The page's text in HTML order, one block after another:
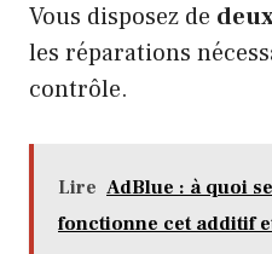
Vous disposez de
les réparations
contrôle.
Lire AdBlue : à quoi
fonctionne cet additif